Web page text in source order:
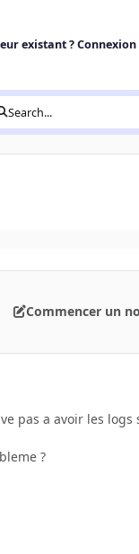
existant ? Connexion
Search...
Commencer un
pas a avoir les logs
?